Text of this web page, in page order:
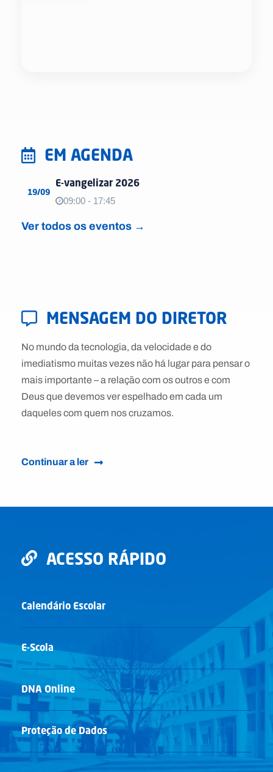
EM AGENDA
19/09
E-vangelizar 2026
09:00 - 17:45
Ver todos os eventos →
MENSAGEM DO DIRETOR
No mundo da tecnologia, da velocidade e do
imediatismo muitas vezes não há lugar para pensar o
mais importante – a relação com os outros e com
Deus que devemos ver espelhado em cada um
daqueles com quem nos cruzamos.
Continuar a ler
ACESSO RÁPIDO
Calendário Escolar
E-Scola
DNA Online
Proteção de Dados